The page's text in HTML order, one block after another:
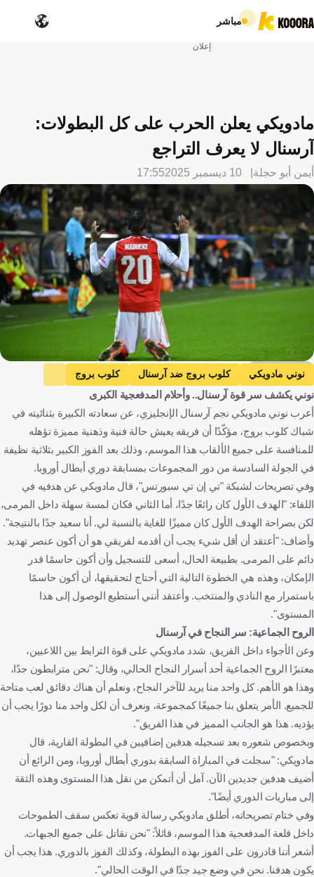
مباشر
إعلان
مادويكي يعلن الحرب على كل البطولات:
آرسنال لا يعرف التراجع
أيمن أبو حجلة 10 ديسمبر 2025 17:55
Getty Images
نوني مادويكي كلوب بروج ضد آرسنال
كلوب بروج
آرسنال
دوري أبطال أوروبا إنجلترا بلجيكانوني يكشف سر قوة آرسنال.. وأحلام المدفعجية الكبرى
أعرب نوني مادويكي نجم آرسنال الإنجليزي، عن سعادته الكبيرة بثنائيته في
شباك كلوب بروج، مؤكّدًا أن فريقه يعيش حالة فنية وذهنية مميزة تؤهله
للمنافسة على جميع الألقاب هذا الموسم، وذلك بعد الفوز الكبير بثلاثية نظيفة
في الجولة السادسة من دور المجموعات بمسابقة دوري أبطال أوروبا.
وفي تصريحات لشبكة "تي إن تي سبورتس"، قال مادويكي عن هدفيه في
اللقاء: "الهدف الأول كان رائعًا جدًا، أما الثاني فكان لمسة سهلة داخل المرمى،
لكن بصراحة الهدف الأول كان مميزًا للغاية بالنسبة لي. أنا سعيد جدًا بالنتيجة".
وأضاف: "أعتقد أن أقل شيء يجب أن أقدمه لفريقي هو أن أكون عنصر تهديد
دائم على المرمى. بطبيعة الحال، أسعى للتسجيل وأن أكون حاسمًا قدر
الإمكان، وهذه هي الخطوة التالية التي أحتاج لتحقيقها، أن أكون حاسمًا
باستمرار مع النادي والمنتخب. وأعتقد أنني أستطيع الوصول إلى هذا
المستوى".
الروح الجماعية: سر النجاح في آرسنال
وعن الأجواء داخل الفريق، شدد مادويكي على قوة الترابط بين اللاعبين،
معتبرًا الروح الجماعية أحد أسرار النجاح الحالي، وقال: "نحن مترابطون جدًا،
وهذا هو الأهم. كل واحد منا يريد للآخر النجاح، ونعلم أن هناك دقائق لعب متاحة
للجميع. الأمر يتعلق بنا جميعًا كمجموعة، ونعرف أن لكل واحد منا دورًا يجب أن
يؤديه. هذا هو الجانب المميز في هذا الفريق".
وبخصوص شعوره بعد تسجيله هدفين إضافيين في البطولة القارية، قال
مادويكي: "سجلت في المباراة السابقة بدوري أبطال أوروبا، ومن الرائع أن
أضيف هدفين جديدين الآن. آمل أن أتمكن من نقل هذا المستوى وهذه الثقة
إلى مباريات الدوري أيضًا".
وفي ختام تصريحاته، أطلق مادويكي رسالة قوية تعكس سقف الطموحات
داخل قلعة المدفعجية هذا الموسم، قائلاً: "نحن نقاتل على جميع الجبهات.
أشعر أننا قادرون على الفوز بهذه البطولة، وكذلك الفوز بالدوري. هذا يجب أن
يكون هدفنا. نحن في وضع جيد جدًا في الوقت الحالي".